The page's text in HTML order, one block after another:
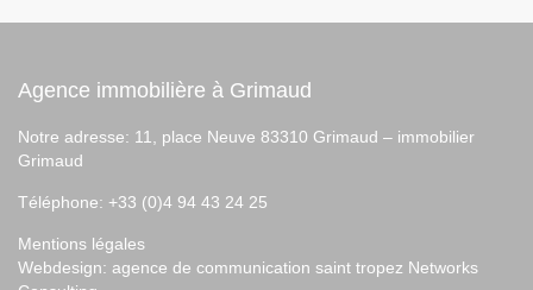
Agence immobilière à Grimaud
Notre adresse: 11, place Neuve 83310 Grimaud – immobilier
Grimaud
Téléphone: +33 (0)4 94 43 24 25
Mentions légales
Webdesign: agence de communication saint tropez Networks